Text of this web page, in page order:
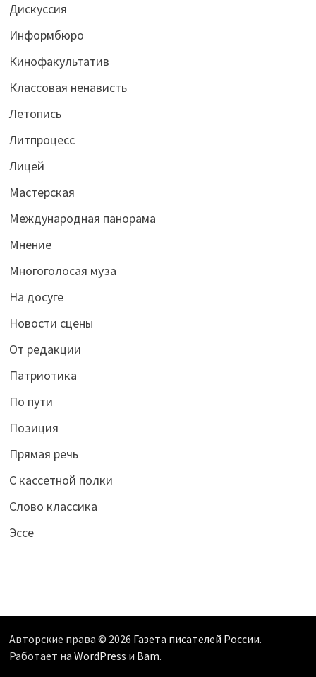
Дискуссия
Информбюро
Кинофакультатив
Классовая ненависть
Летопись
Литпроцесс
Лицей
Мастерская
Международная панорама
Мнение
Многоголосая муза
На досуге
Новости сцены
От редакции
Патриотика
По пути
Позиция
Прямая речь
С кассетной полки
Слово классика
Эссе
Авторские права © 2026 Газета писателей России.
Работает на WordPress и Bam.